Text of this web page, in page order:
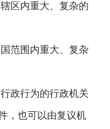
区内重大、复杂的
范围内重大、复杂
政行为的行政机关
，也可以由复议机